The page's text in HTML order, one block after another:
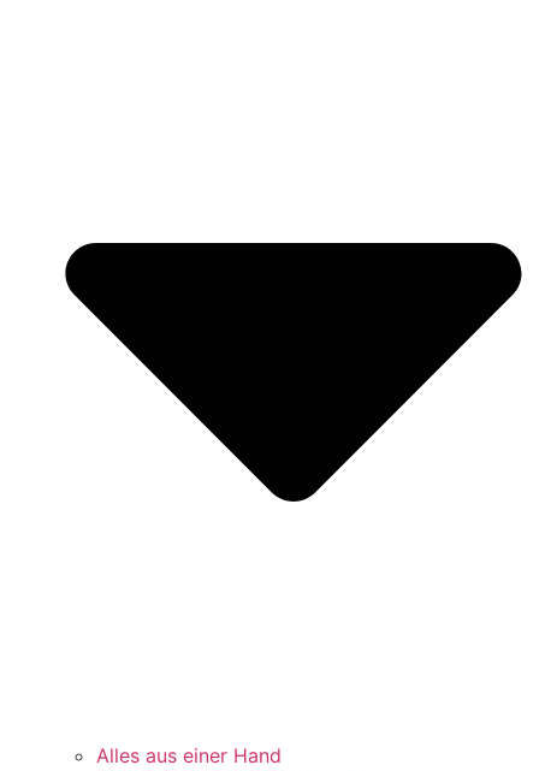
Alles aus einer Hand